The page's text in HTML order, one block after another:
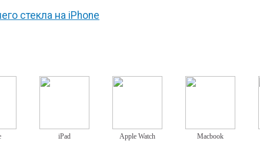
стекла на iPhone
iPad Apple Watch Macbook